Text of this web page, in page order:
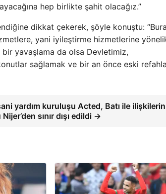
hep birlikte şahit olacağız.”
dikkat çekerek, şöyle konuştu:
yani iyileştirme hizmetlerine
bir yavaşlama da olsa Devletimiz,
sağlamak ve bir an önce eski
yardım kuruluşu Acted, Batı ile ilişkilerin
sınır dışı edildi →